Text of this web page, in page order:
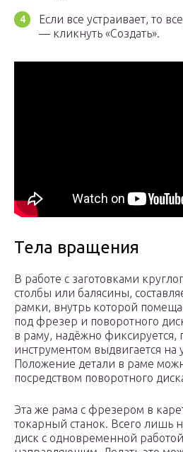
Если все устраивает, то
— кликнуть «Создать».
Тела вращения
В работе с заготовками
столбы или балясины,
рамки, внутрь которой
под фрезер и поворотного
в раму, надёжно фиксируется,
инструментом выдвигается на
Положение детали в раме
посредством поворотного
Эта же рама с фрезером в
токарный станок. Всего лишь
диск с одновременной